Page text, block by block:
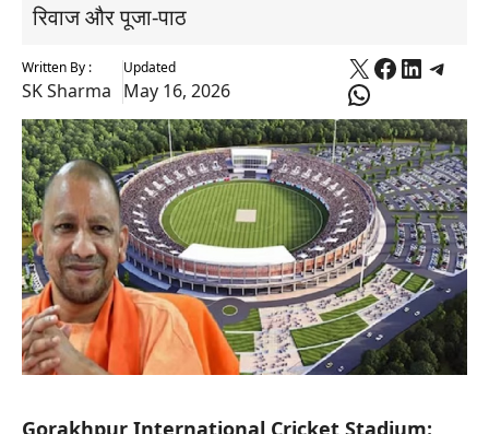
रिवाज और पूजा-पाठ
Written By :
SK Sharma
Updated
May 16, 2026
X Facebook
WhatsApp
Gorakhpur International Cricket Stadium: